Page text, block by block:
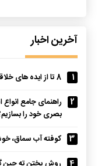
آخرین اخبار
1
8 تا از ایده های خلاقانه برای جذب مشتری کافه [کاربردی]
2
راهنمای جامع
بصری خود را
3
کوفته آب سماق،